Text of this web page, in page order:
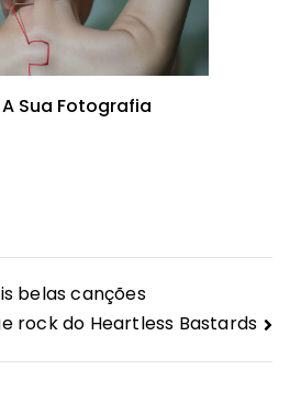
A Sua Fotografia
belas canções
rock do Heartless Bastards